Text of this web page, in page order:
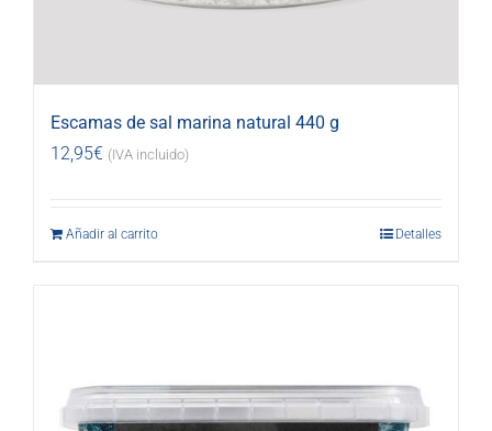
Escamas de sal marina natural 440 g
12,95€ (IVA incluido)
Añadir al carrito Detalles